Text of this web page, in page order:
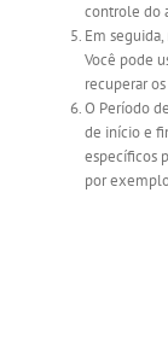
controle do
Em seguida,
Você pode
recuperar
O Período
de início e
específicos
por